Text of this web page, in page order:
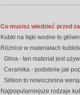
Co musisz wiedzieć przed
Kubki na fajki wodne to
Różnice w materiałach
Glina - ten materiał jest
Ceramika - podobnie jak
Silikon to nowoczesna
Najpopularniejsze rodzaje